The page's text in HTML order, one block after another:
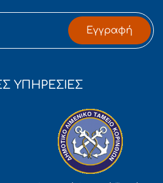
Εγγραφή
ΥΠΗΡΕΣΙΕΣ